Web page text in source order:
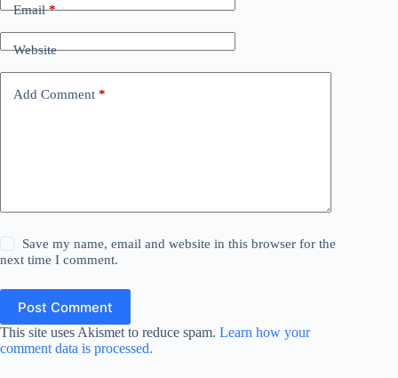
Email*
Website
Add Comment *
Save my name, email and website in this browser for the
next time I comment.
Post Comment
This site uses Akismet to reduce spam. Learn how your
comment data is processed.